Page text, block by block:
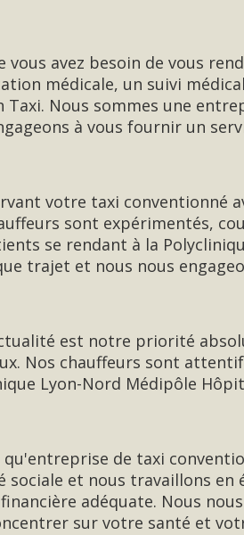
vous avez besoin de vous
médicale, un suivi
Taxi. Nous sommes une
à vous fournir un
votre taxi conventionné
sont expérimentés,
se rendant à la
trajet et nous nous
est notre priorité
Nos chauffeurs sont
Lyon-Nord Médipôle
qu'entreprise de taxi
sociale et nous travaillons
adéquate. Nous
sur votre santé et